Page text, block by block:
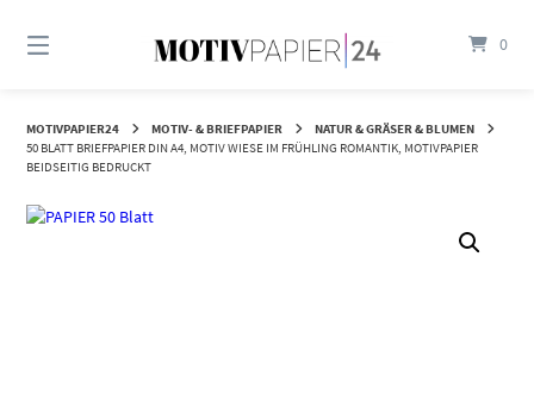
zum
0
MOTIVPAPIER24 MOTIV- & BRIEFPAPIER
NATUR & GRÄSER & BLUMEN
50 BLATT BRIEFPAPIER DIN A4, MOTIV WIESE IM FRÜHLING ROMANTIK, MOTIVPAPIER
BEIDSEITIG BEDRUCKT